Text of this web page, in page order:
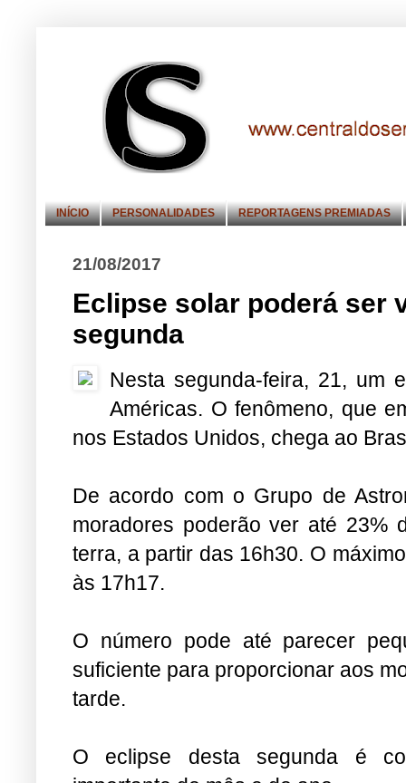
INÍCIO PERSONALIDADES REPORTAGENS PREMIADAS
21/08/2017
Eclipse solar poderá ser
segunda
Nesta segunda-feira, 21, um
Américas. O fenômeno, que
nos Estados Unidos, chega ao
De acordo com o Grupo de
moradores poderão ver até 23%
terra, a partir das 16h30. O
às 17h17.
O número pode até parecer
suficiente para proporcionar aos
tarde.
O eclipse desta segunda é